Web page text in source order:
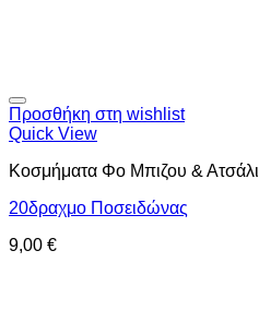
Προσθήκη στη wishlist
Quick View
Κοσμήματα Φο Μπιζου & Ατσάλι
20δραχμο Ποσειδώνας
9,00 €